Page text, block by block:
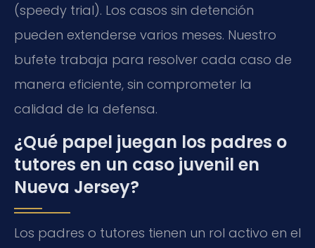
(speedy trial). Los casos sin detención
pueden extenderse varios meses. Nuestro
bufete trabaja para resolver cada caso de
manera eficiente, sin comprometer la
calidad de la defensa.
¿Qué papel juegan los padres o
tutores en un caso juvenil en
Nueva Jersey?
Los padres o tutores tienen un rol activo en el